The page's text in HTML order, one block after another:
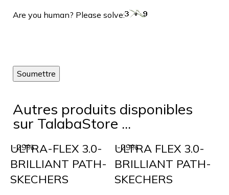
Are you human? Please solve:
Autres produits disponibles
sur TalabaStore ...
-29%
ULTRA-FLEX 3.0-
BRILLIANT PATH-
SKECHERS
-29%
ULTRA FLEX 3.0-
BRILLIANT PATH-
SKECHERS